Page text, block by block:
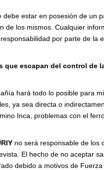
debe estar en posesión de un
de los mismos. Cualquier
por parte de la
que escapan del control de
hará todo lo posible para
ya sea directa o
Inca, problemas con el
no será responsable de los
El hecho de no aceptar
debido a motivos de